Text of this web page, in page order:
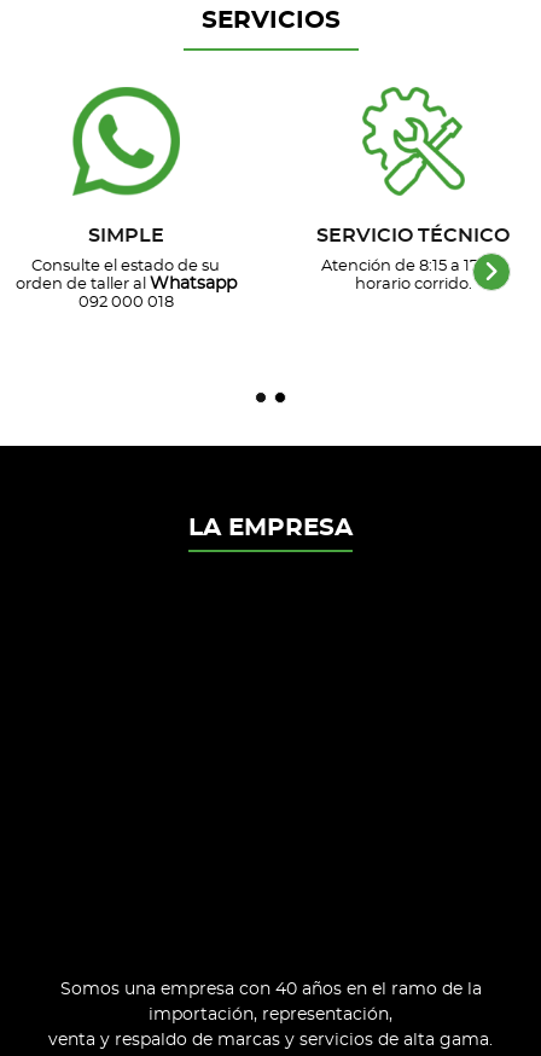
SERVICIOS
SIMPLE
Consulte el estado de su
orden de taller al
Whatsapp
092 000 018
SERVICIO TÉCNICO
Atención de 8:15 a 17 hs,
horario corrido.
LA EMPRESA
Somos una empresa con 40 años en el ramo de la
importación, representación,
venta y respaldo de marcas y servicios de alta gama.